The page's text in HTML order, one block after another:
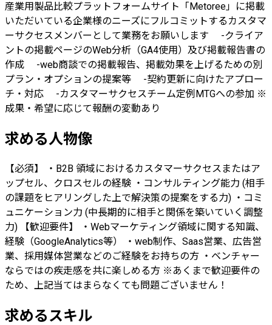
産業用製品比較プラットフォームサイト「Metoree」に掲載
いただいている企業様のニーズにフルコミットするカスタマ
ーサクセスメンバーとして業務をお願いします -クライア
ントの掲載ページのWeb分析（GA4使用）及び掲載報告書の
作成 -web商談での掲載報告、掲載効果を上げるための別
プラン・オプションの提案等 -契約更新に向けたアプロー
チ・対応 -カスタマーサクセスチーム定例MTGへの参加 ※
成果・希望に応じて報酬の変動あり
求める人物像
【必須】 ・B2B 領域におけるカスタマーサクセスまたはア
ップセル、クロスセルの経験 ・コンサルティング能力 (相手
の課題をヒアリングした上で解決策の提案をする力) ・コミ
ュニケーション力 (中長期的に相手と関係を築いていく調整
力) 【歓迎要件】 ・Webマーケティング領域に関する知識、
経験（GoogleAnalytics等） ・web制作、Saas営業、広告営
業、採用媒体営業などのご経験をお持ちの方 ・ベンチャー
ならではの疾走感を共に楽しめる方 ※あくまで歓迎要件の
ため、上記当てはまらなくても問題ございません！
求めるスキル